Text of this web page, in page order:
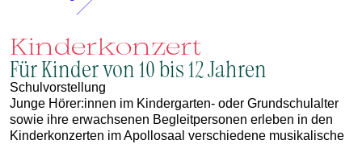
Kinderkonzert
Für Kinder von 10 bis 12 Jahren
Schulvorstellung
Junge Hörer:innen im Kindergarten- oder Grundschulalter
sowie ihre erwachsenen Begleitpersonen erleben in den
Kinderkonzerten im Apollosaal verschiedene musikalische